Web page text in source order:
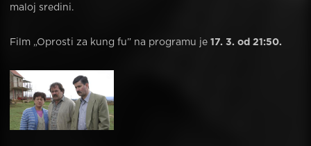
maloj sredini.
Film „Oprosti za kung fu” na programu je 17. 3. od 21:50.